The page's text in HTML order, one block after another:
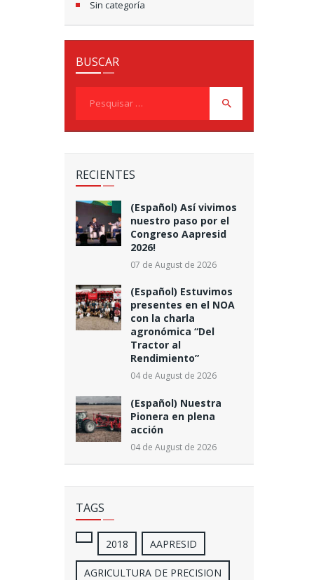
Sin categoría
BUSCAR
RECIENTES
(Español) Así vivimos
nuestro paso por el
Congreso Aapresid
2026!
07 de August de 2026
(Español) Estuvimos
presentes en el NOA
con la charla
agronómica “Del
Tractor al
Rendimiento”
04 de August de 2026
(Español) Nuestra
Pionera en plena
acción
04 de August de 2026
TAGS
2018 AAPRESID
AGRICULTURA DE PRECISION